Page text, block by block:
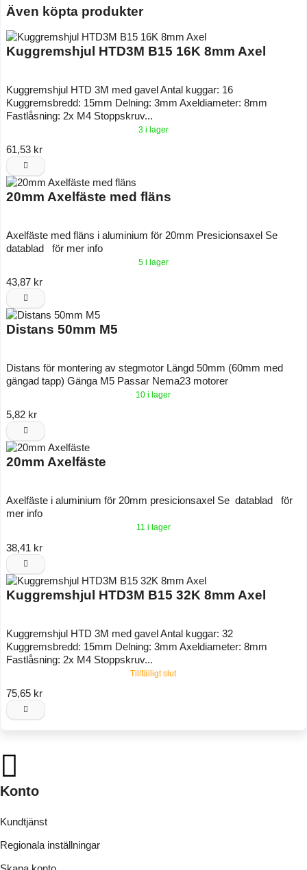
Även köpta produkter
Kuggremshjul HTD3M B15 16K 8mm Axel
Kuggremshjul HTD 3M med gavel Antal kuggar: 16
Kuggremsbredd: 15mm Delning: 3mm Axeldiameter: 8mm
Fastlåsning: 2x M4 Stoppskruv...
3 i lager
61,53 kr
20mm Axelfäste med fläns
Axelfäste med fläns i aluminium för 20mm Presicionsaxel Se
datablad för mer info
5 i lager
43,87 kr
Distans 50mm M5
Distans för montering av stegmotor Längd 50mm (60mm med
gängad tapp) Gänga M5 Passar Nema23 motorer
10 i lager
5,82 kr
20mm Axelfäste
Axelfäste i aluminium för 20mm presicionsaxel Se datablad för
mer info
11 i lager
38,41 kr
Kuggremshjul HTD3M B15 32K 8mm Axel
Kuggremshjul HTD 3M med gavel Antal kuggar: 32
Kuggremsbredd: 15mm Delning: 3mm Axeldiameter: 8mm
Fastlåsning: 2x M4 Stoppskruv...
Tillfälligt slut
75,65 kr
Konto
Kundtjänst
Regionala inställningar